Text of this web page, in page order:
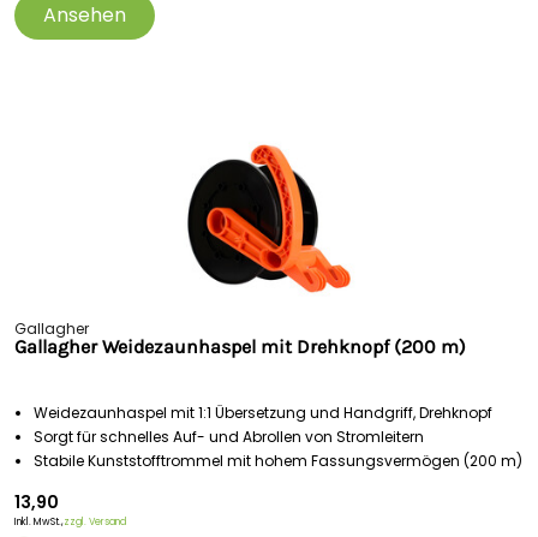
Ansehen
Gallagher
Gallagher Weidezaunhaspel mit Drehknopf (200 m)
Weidezaunhaspel mit 1:1 Übersetzung und Handgriff, Drehknopf
Sorgt für schnelles Auf- und Abrollen von Stromleitern
Stabile Kunststofftrommel mit hohem Fassungsvermögen (200 m)
13,90
Inkl. MwSt.,zzgl. Versand